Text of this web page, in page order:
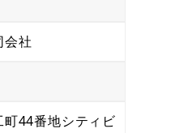
会社
44番地シティビ